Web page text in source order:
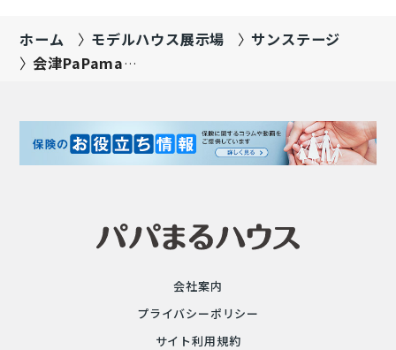
ホーム モデルハウス展示場
サンステージ
会津PaPamaru
会社案内
プライバシーポリシー
サイト利用規約